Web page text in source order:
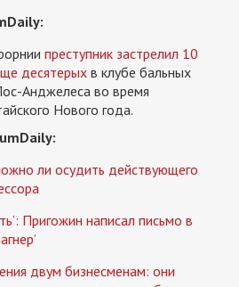
преступник застрелил 10
десятерых в клубе бальных
Анджелеса во время
Нового года.
ли осудить действующего
Пригожин написал письмо в
двум бизнесменам: они